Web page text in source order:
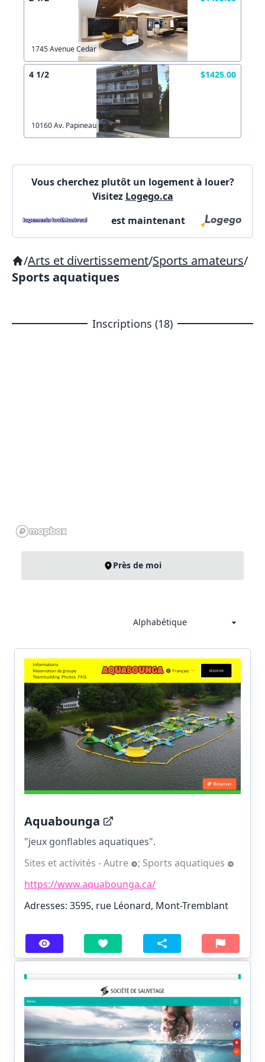
1745 Avenue Cedar
4 1/2 $1425.00
10160 Av. Papineau
Vous cherchez plutôt un logement à louer?
Visitez Logego.ca
est maintenant
/Arts et divertissement/Sports amateurs/
Sports aquatiques
Inscriptions (18)
Près de moi
Aquabounga
"jeux gonflables aquatiques".
Sites et activités - Autre
; Sports aquatiques
https://www.aquabounga.ca/
Adresses: 3595, rue Léonard, Mont-Tremblant
X Fermer
Lien vers inscription (sera inclus dans courriel)
X Fermer Envoyez